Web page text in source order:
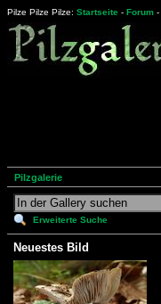
Pilze Pilze Pilze: Startseite - Forum -
Pilzgalerie
Erweiterte Suche
Neuestes Bild